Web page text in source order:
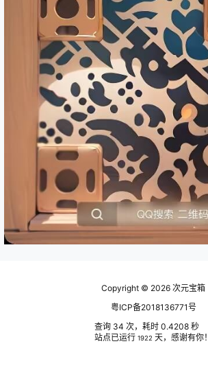
Copyright © 2026 次元宝箱
粤ICP备2018136771号
查询 34 次，耗时 0.4208 秒
站点已运行 1922 天，感谢有你！